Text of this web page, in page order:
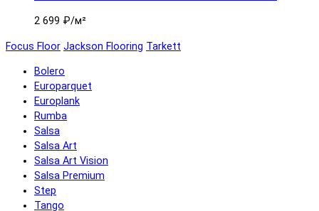
2 699 ₽/м²
Focus Floor Jackson Flooring Tarkett
Bolero
Europarquet
Europlank
Rumba
Salsa
Salsa Art
Salsa Art Vision
Salsa Premium
Step
Tango